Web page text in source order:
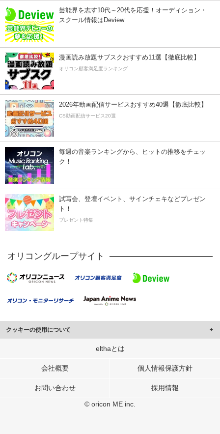
芸能界を志す10代～20代を応援！オーディション・
スクール情報はDeview
漫画読み放題サブスクおすすめ11選【徹底比較】
オリコン顧客満足度ランキング
2026年動画配信サービスおすすめ40選【徹底比較】
CS動画配信サービス20選
毎週の音楽ランキングから、ヒットの推移をチェッ
ク！
試写会、登壇イベント、サインチェキなどプレゼン
ト！
プレゼント特集
オリコングループサイト
クッキーの使用について
このサイトでは Cookie を使用して、ユーザーに合わせたコンテンツや広告の
行っています。
メディアや広告配信、データ解析の各パートナーに提供しています。
elthaとは
会社概要 個人情報保護方針
お問い合わせ 採用情報
© oricon ME inc.